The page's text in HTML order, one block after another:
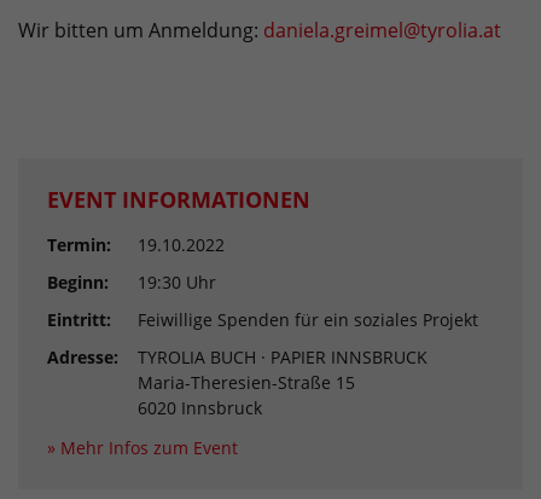
Wir bitten um Anmeldung: daniela.greimel@tyrolia.at
EVENT INFORMATIONEN
Termin:
19.10.2022
Beginn:
19:30 Uhr
Eintritt:
Feiwillige Spenden für ein soziales Projekt
Adresse:
TYROLIA BUCH · PAPIER INNSBRUCK
Maria-Theresien-Straße 15
6020 Innsbruck
» Mehr Infos zum Event